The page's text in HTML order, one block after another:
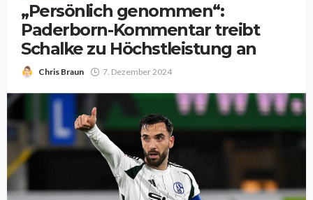
„Persönlich genommen“:
Paderborn-Kommentar treibt
Schalke zu Höchstleistung an
Chris Braun 7. Dezember 2024